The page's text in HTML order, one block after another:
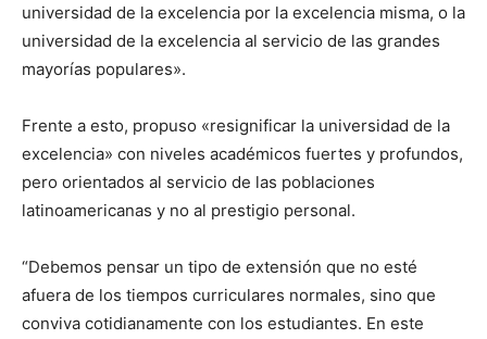
universidad de la excelencia por la excelencia misma, o la
universidad de la excelencia al servicio de las grandes
mayorías populares».
Frente a esto, propuso «resignificar la universidad de la
excelencia» con niveles académicos fuertes y profundos,
pero orientados al servicio de las poblaciones
latinoamericanas y no al prestigio personal.
“Debemos pensar un tipo de extensión que no esté
afuera de los tiempos curriculares normales, sino que
conviva cotidianamente con los estudiantes. En este